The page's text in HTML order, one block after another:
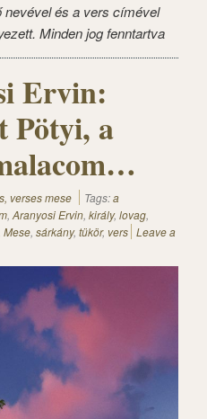
és a vers címével
Minden jog fenntartva
Ervin:
Pötyi, a
verses mese Tags:a
, Aranyosi Ervin, király, lovag,
Mese, sárkány, tükör, vers Leave a